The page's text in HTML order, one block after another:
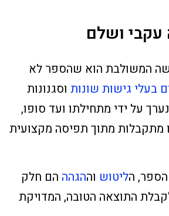
עקבי ושלם
המשולבת הוא שהספר לא
בעלי גישות שונות וסגנונות
על ידי מתחילתו ועד סופו,
מתקבלות מתוך תפיסה מקצועית
הספר, הליטוש וההגהה הם חלק
התוצאה הטובה, המדויקת